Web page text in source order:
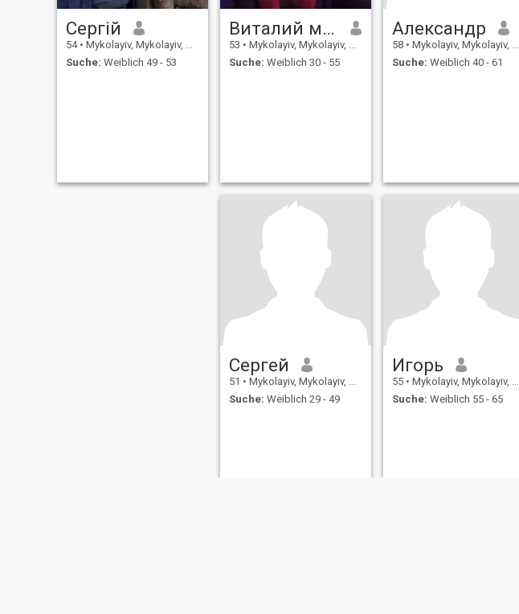
Сергій
54 • Mykolayiv, Mykolayiv, Ukraine
Suche: Weiblich 49 - 53
Виталий мущина
53 • Mykolayiv, Mykolayiv, Ukraine
Suche: Weiblich 30 - 55
Александр
58 • Mykolayiv, Mykolayiv, Ukraine
Suche: Weiblich 40 - 61
Сергей
51 • Mykolayiv, Mykolayiv, Ukraine
Suche: Weiblich 29 - 49
Игорь
55 • Mykolayiv, Mykolayiv, Ukraine
Suche: Weiblich 55 - 65